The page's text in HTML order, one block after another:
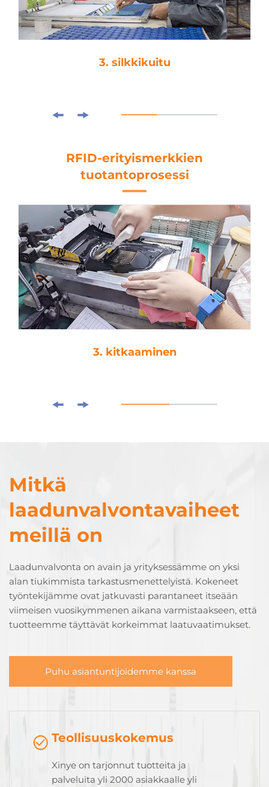
3. silkkikuitu
RFID-erityismerkkien
tuotantoprosessi
3. kitkaaminen
Mitkä
laadunvalvontavaiheet
meillä on
Laadunvalvonta on avain ja yrityksessämme on yksi
alan tiukimmista tarkastusmenettelyistä. Kokeneet
työntekijämme ovat jatkuvasti parantaneet itseään
viimeisen vuosikymmenen aikana varmistaakseen, että
tuotteemme täyttävät korkeimmat laatuvaatimukset.
Puhu asiantuntijoidemme kanssa
Teollisuuskokemus
Xinye on tarjonnut tuotteita ja
palveluita yli 2000 asiakkaalle yli